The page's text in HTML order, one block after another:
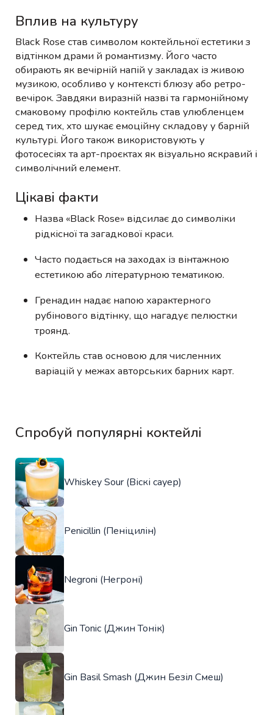
Вплив на культуру
Black Rose став символом коктейльної естетики з
відтінком драми й романтизму. Його часто
обирають як вечірній напій у закладах із живою
музикою, особливо у контексті блюзу або ретро-
вечірок. Завдяки виразній назві та гармонійному
смаковому профілю коктейль став улюбленцем
серед тих, хто шукає емоційну складову у барній
культурі. Його також використовують у
фотосесіях та арт-проєктах як візуально яскравий і
символічний елемент.
Цікаві факти
Назва «Black Rose» відсилає до символіки
рідкісної та загадкової краси.
Часто подається на заходах із вінтажною
естетикою або літературною тематикою.
Гренадин надає напою характерного
рубінового відтінку, що нагадує пелюстки
троянд.
Коктейль став основою для численних
варіацій у межах авторських барних карт.
Спробуй популярні коктейлі
Whiskey Sour (Віскі сауер)
Penicillin (Пеніцилін)
Negroni (Негроні)
Gin Tonic (Джин Тонік)
Gin Basil Smash (Джин Безіл Смеш)